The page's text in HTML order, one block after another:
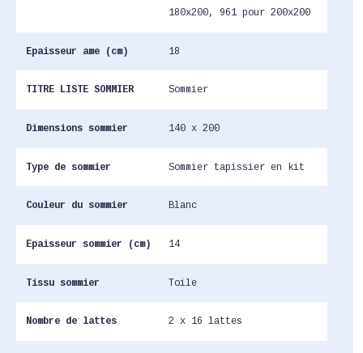
180x200, 961 pour 200x200
Epaisseur ame (cm) 18
TITRE LISTE SOMMIER Sommier
Dimensions sommier 140 x 200
Type de sommier Sommier tapissier en kit
Couleur du sommier Blanc
Epaisseur sommier (cm) 14
Tissu sommier Toile
Nombre de lattes 2 x 16 lattes